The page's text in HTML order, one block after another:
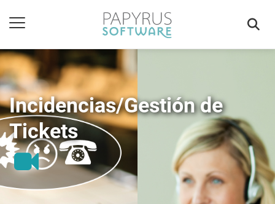
Incidencias/Gestión de
Tickets